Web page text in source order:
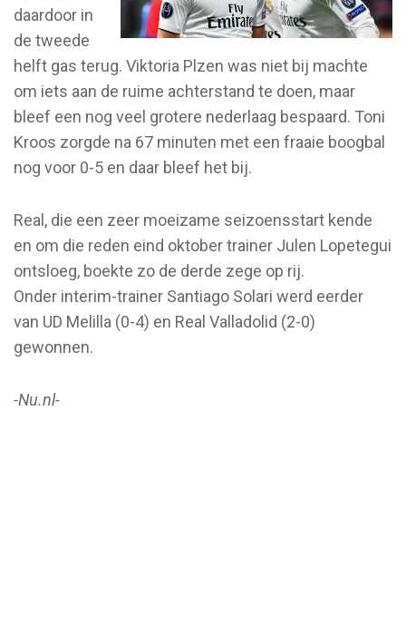
daardoor in
de tweede
helft gas terug. Viktoria Plzen was niet bij machte
om iets aan de ruime achterstand te doen, maar
bleef een nog veel grotere nederlaag bespaard. Toni
Kroos zorgde na 67 minuten met een fraaie boogbal
nog voor 0-5 en daar bleef het bij.
Real, die een zeer moeizame seizoensstart kende
en om die reden eind oktober trainer Julen Lopetegui
ontsloeg, boekte zo de derde zege op rij.
Onder interim-trainer Santiago Solari werd eerder
van UD Melilla (0-4) en Real Valladolid (2-0)
gewonnen.
-Nu.nl-